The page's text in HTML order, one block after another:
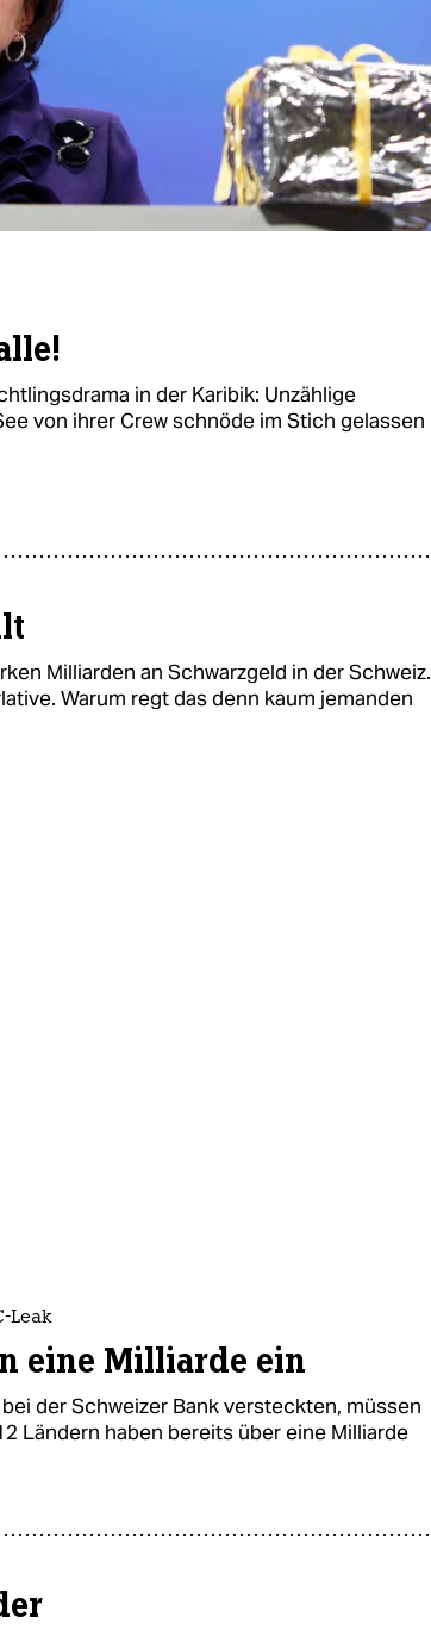
in der Karibik: Unzählige
von ihrer Crew schnöde im Stich gelassen
Milliarden an Schwarzgeld in der Schweiz.
Warum regt das denn kaum jemanden
Leak
eine Milliarde ein
der Schweizer Bank versteckten, müssen
Ländern haben bereits über eine Milliarde